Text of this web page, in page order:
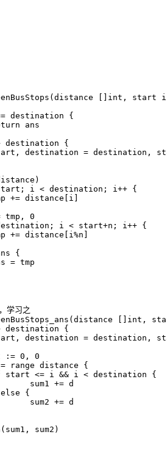
(distance [] int , start
destination
{
ans
destination
{
, destination = destination ,
)
; i < destination ; i ++ {
+= distance [ i ]
tmp ,
0
; i < start+n ; i ++ {
+= distance [ i %n ]
{
= tmp
学习之
(distance [] int ,
destination
{
, destination = destination ,
:= 0 ,
0
range distance
{
start <= i && i < destination
{
sum1
+= d
else
{
sum2 += d
( sum1 , sum2 )